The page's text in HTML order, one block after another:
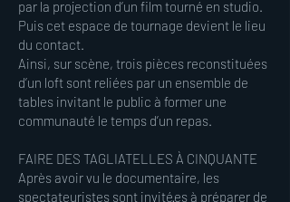
par la projection d’un film tourné en studio.
Puis cet espace de tournage devient le lieu
du contact.
Ainsi, sur scène, trois pièces reconstituées
d’un loft sont reliées par un ensemble de
tables invitant le public à former une
communauté le temps d’un repas.
FAIRE DES TAGLIATELLES À CINQUANTE
Après avoir vu le documentaire, les
spectateuristes sont invité·es à préparer de